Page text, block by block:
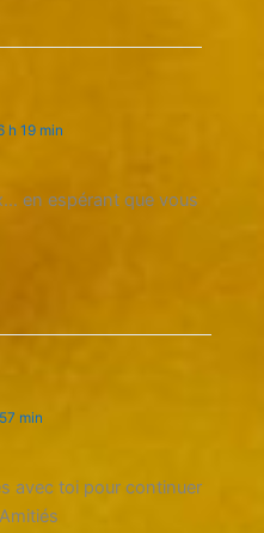
h 19 min
en espérant que vous
min
avec toi pour continuer